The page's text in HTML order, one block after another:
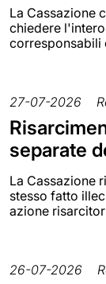
La Cassazione
chiedere
corresponsabili
27-07-2026
separate
La Cassazione
stesso fatto
azione
26-07-2026